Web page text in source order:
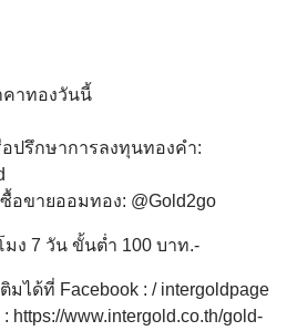
คาทองวันนี้
ปรึกษาการลงทุนทองคำ:
อขายออมทอง: @Gold2go
ง 7 วัน ขั้นต่ำ 100 บาท.-
ได้ที่ Facebook : / intergoldpage
www.intergold.co.th/gold-